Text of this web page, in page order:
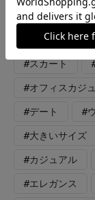
す。7号着用です
ィネートにしまし
#スカート
#オフィスカジ
#デート #
#大きいサイズ
#カジュアル
#エレガンス